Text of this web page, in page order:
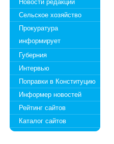
Новости редакции
Сельское хозяйство
Прокуратура
информирует
Губерния
Интервью
Поправки в Конституцию
Информер новостей
Рейтинг сайтов
Каталог сайтов